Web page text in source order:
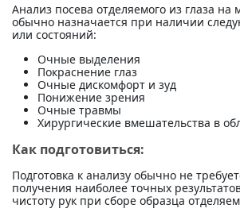
Анализ посева отделяемого из глаза на
обычно назначается при наличии
или состояний:
Очные выделения
Покраснение глаз
Очные дискомфорт и зуд
Понижение зрения
Очные травмы
Хирургические вмешательства в
Как подготовиться:
Подготовка к анализу обычно не
получения наиболее точных
чистоту рук при сборе образца